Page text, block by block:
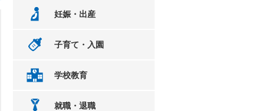
妊娠・出産
子育て・入園
学校教育
就職・退職